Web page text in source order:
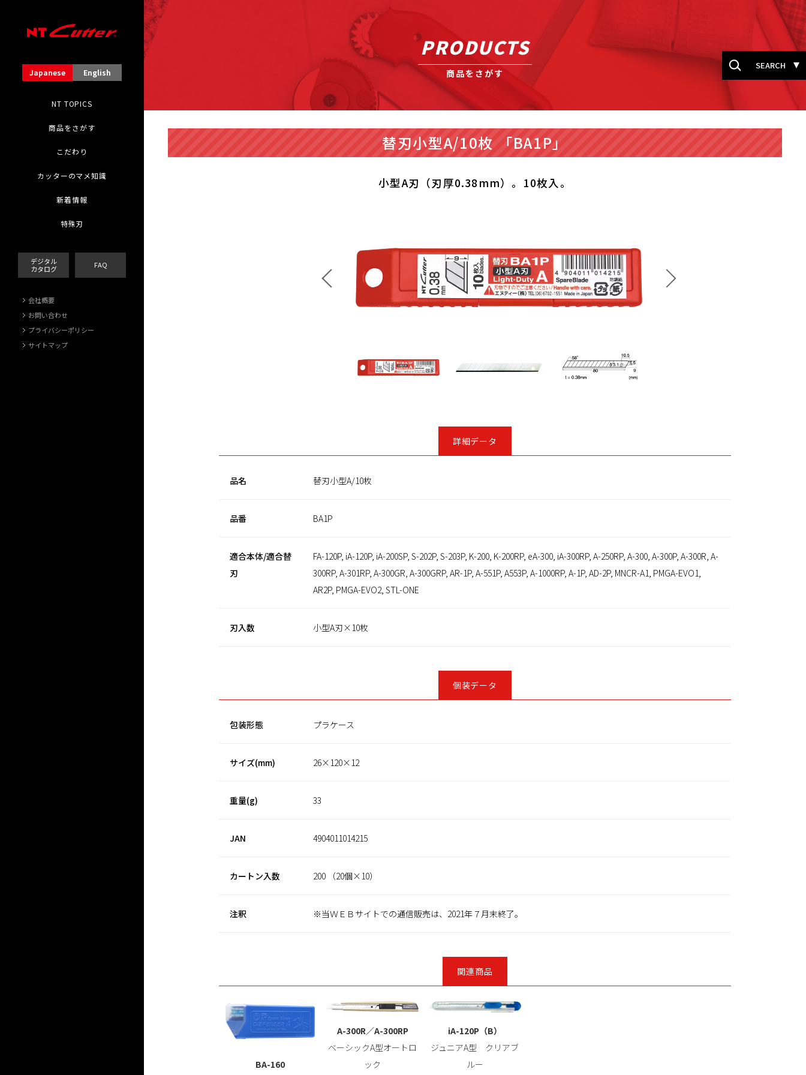
Japanese English
NT TOPICS
商品をさがす
こだわり
カッターのマメ知識
新着情報
特殊刃
デジタル
カタログ
FAQ
会社概要
お問い合わせ
プライバシーポリシー
サイトマップ
PRODUCTS
商品をさがす
替刃小型A/10枚 「BA1P」
小型A刃（刃厚0.38mm）。10枚入。
詳細データ
品名 替刃小型A/10枚
品番 BA1P
適合本体/適合替
刃
FA-120P, iA-120P, iA-200SP, S-202P, S-203P, K-200, K-200RP, eA-300, iA-300RP, A-250RP, A-300, A-300P, A-300R, A-
300RP, A-301RP, A-300GR, A-300GRP, AR-1P, A-551P, A553P, A-1000RP, A-1P, AD-2P, MNCR-A1, PMGA-EVO1,
AR2P, PMGA-EVO2, STL-ONE
刃入数 小型A刃×10枚
個装データ
包装形態 プラケース
サイズ(mm) 26×120×12
重量(g) 33
JAN 4904011014215
カートン入数 200 （20個×10）
注釈 ※当ＷＥＢサイトでの通信販売は、2021年７月末終了。
関連商品
BA-160
A-300R／A-300RP
ベーシックA型オートロ
ック
iA-120P（B）
ジュニアA型 クリアブ
ルー
SEARCH